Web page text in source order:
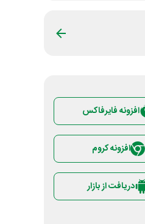
افزونه فایرفاکس
افزونه کروم
دریافت از بازار